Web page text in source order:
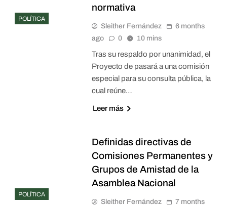
POLÍTICA
normativa
Sleither Fernández
6 months
ago
0 10 mins
Tras su respaldo por unanimidad, el
Proyecto de pasará a una comisión
especial para su consulta pública, la
cual reúne…
Leer más
POLÍTICA
Definidas directivas de
Comisiones Permanentes y
Grupos de Amistad de la
Asamblea Nacional
Sleither Fernández
7 months